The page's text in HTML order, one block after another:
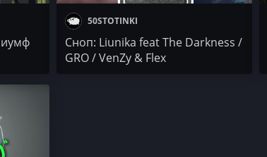
50STOTINKI
Сноп: Liunika feat The Darkness /
GRO / VenZy & Flex